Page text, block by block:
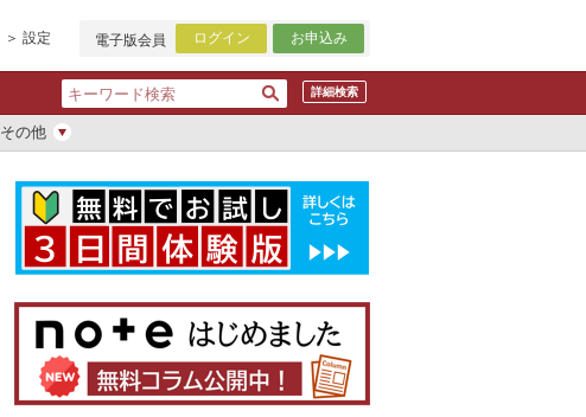
設定 電子版会員 ログイン お申込み
詳細検索
その他